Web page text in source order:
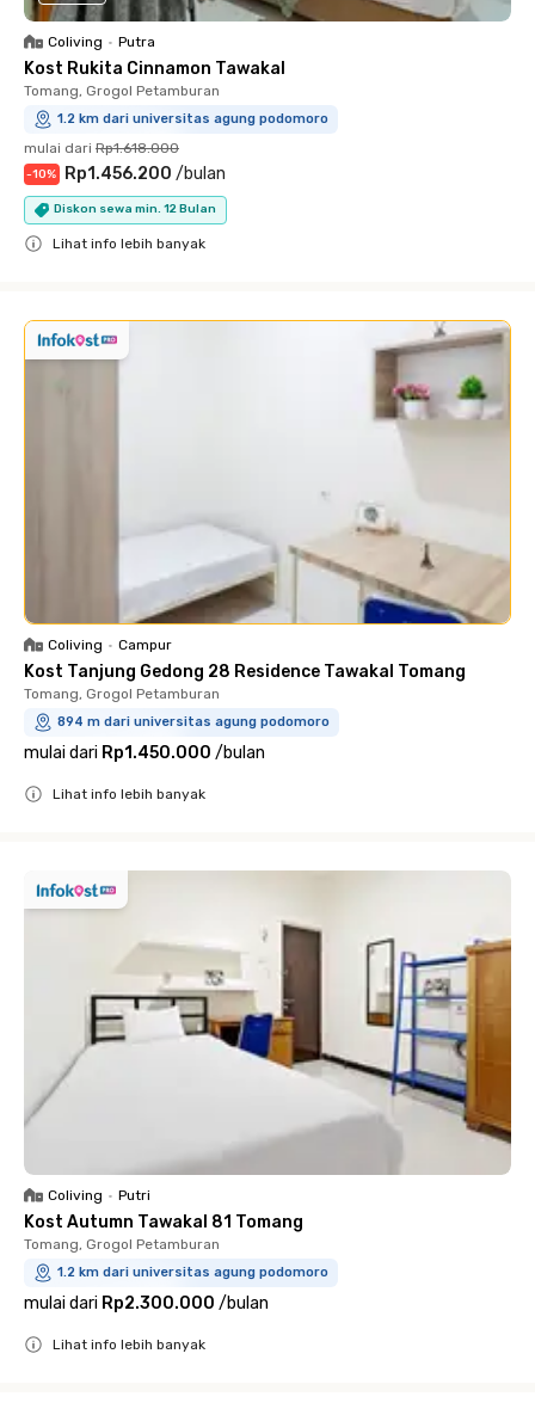
Coliving • Putra
Kost Rukita Cinnamon Tawakal
Tomang, Grogol Petamburan
1.2 km dari universitas agung podomoro
mulai dari Rp1.618.000
-10% Rp1.456.200 /bulan
Diskon sewa min. 12 Bulan
Lihat info lebih banyak
Coliving • Campur
Kost Tanjung Gedong 28 Residence Tawakal Tomang
Tomang, Grogol Petamburan
894 m dari universitas agung podomoro
mulai dari Rp1.450.000 /bulan
Lihat info lebih banyak
Coliving • Putri
Kost Autumn Tawakal 81 Tomang
Tomang, Grogol Petamburan
1.2 km dari universitas agung podomoro
mulai dari Rp2.300.000 /bulan
Lihat info lebih banyak